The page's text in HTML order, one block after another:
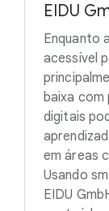
EIDU
Enquanto
acessível
baixa com
digitais
em áreas
Usando
EIDU